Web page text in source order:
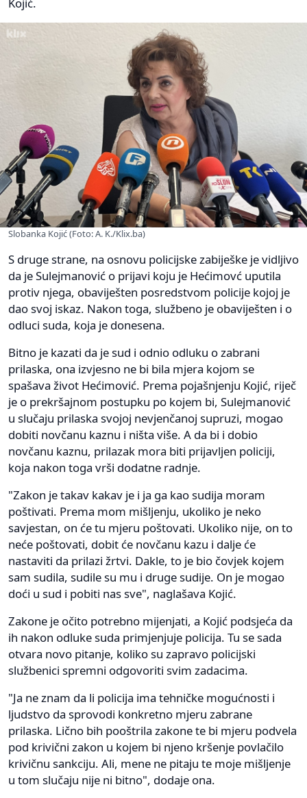
Kojić.
Slobanka Kojić (Foto: A. K./Klix.ba)
S druge strane, na osnovu policijske zabiješke je vidljivo
da je Sulejmanović o prijavi koju je Hećimovć uputila
protiv njega, obaviješten posredstvom policije kojoj je
dao svoj iskaz. Nakon toga, službeno je obaviješten i o
odluci suda, koja je donesena.
Bitno je kazati da je sud i odnio odluku o zabrani
prilaska, ona izvjesno ne bi bila mjera kojom se
spašava život Hećimović. Prema pojašnjenju Kojić, riječ
je o prekršajnom postupku po kojem bi, Sulejmanović
u slučaju prilaska svojoj nevjenčanoj supruzi, mogao
dobiti novčanu kaznu i ništa više. A da bi i dobio
novčanu kaznu, prilazak mora biti prijavljen policiji,
koja nakon toga vrši dodatne radnje.
"Zakon je takav kakav je i ja ga kao sudija moram
poštivati. Prema mom mišljenju, ukoliko je neko
savjestan, on će tu mjeru poštovati. Ukoliko nije, on to
neće poštovati, dobit će novčanu kazu i dalje će
nastaviti da prilazi žrtvi. Dakle, to je bio čovjek kojem
sam sudila, sudile su mu i druge sudije. On je mogao
doći u sud i pobiti nas sve", naglašava Kojić.
Zakone je očito potrebno mijenjati, a Kojić podsjeća da
ih nakon odluke suda primjenjuje policija. Tu se sada
otvara novo pitanje, koliko su zapravo policijski
službenici spremni odgovoriti svim zadacima.
"Ja ne znam da li policija ima tehničke mogućnosti i
ljudstvo da sprovodi konkretno mjeru zabrane
prilaska. Lično bih pooštrila zakone te bi mjeru podvela
pod krivični zakon u kojem bi njeno kršenje povlačilo
krivičnu sankciju. Ali, mene ne pitaju te moje mišljenje
u tom slučaju nije ni bitno", dodaje ona.